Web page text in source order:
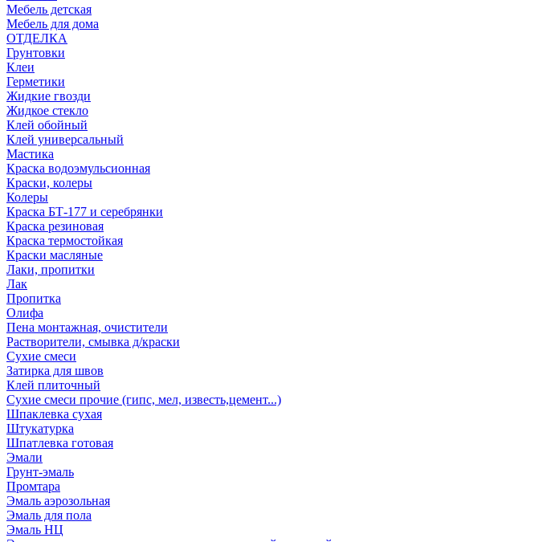
Мебель детская
Мебель для дома
ОТДЕЛКА
Грунтовки
Клеи
Герметики
Жидкие гвозди
Жидкое стекло
Клей обойный
Клей универсальный
Мастика
Краска водоэмульсионная
Краски, колеры
Колеры
Краска БТ-177 и серебрянки
Краска резиновая
Краска термостойкая
Краски масляные
Лаки, пропитки
Лак
Пропитка
Олифа
Пена монтажная, очистители
Растворители, смывка д/краски
Сухие смеси
Затирка для швов
Клей плиточный
Сухие смеси прочие (гипс, мел, известь,цемент...)
Шпаклевка сухая
Штукатурка
Шпатлевка готовая
Эмали
Грунт-эмаль
Промтара
Эмаль аэрозольная
Эмаль для пола
Эмаль НЦ